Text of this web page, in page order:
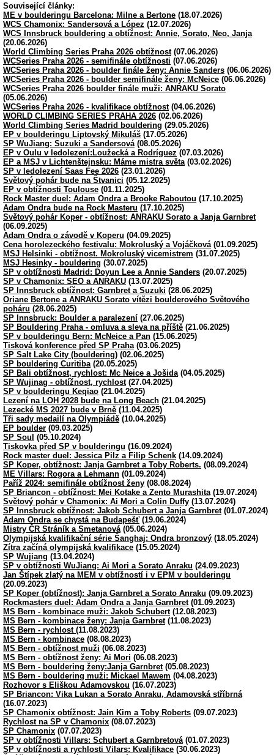
Související články:
ME v boulderingu Barcelona: Milne a Bertone (18.07.2026)
WCS Chamonix: Sandersová a López (12.07.2026)
WCS Innsbruck bouldering a obtížnost: Annie, Sorato, Neo, Janja
(20.06.2026)
World Climbing Series Praha 2026 obtížnost(07.06.2026)
WCSeries Praha 2026 - semifinále obtížnosti (07.06.2026)
WCSeries Praha 2026 - boulder finále ženy: Annie Sanders (06.06.2026)
WCSeries Praha 2026 - boulder semifinále ženy: McNeice (06.06.2026)
WCSeries Praha 2026 boulder finále muži: ANRAKU Sorato
(05.06.2026)
WCSeries Praha 2026 - kvalifikace obtížnost(04.06.2026)
WORLD CLIMBING SERIES PRAHA 2026 (02.06.2026)
World Climbing Series Madrid bouldering (29.05.2026)
EP v boulderingu Liptovský Mikuláš (17.05.2026)
SP WuJiang: Suzuki a Sandersová (08.05.2026)
EP v Oulu v ledolezení:Loužecká a Rodríguez (07.03.2026)
EP a MSJ v Lichtenštejnsku: Máme mistra světa (03.02.2026)
SP v ledolezení Saas Fee 2026 (23.01.2026)
Světový pohár bude na Štvanici (05.12.2025)
EP v obtížnosti Toulouse (01.11.2025)
Rock Master duel: Adam Ondra a Brooke Raboutou (17.10.2025)
Adam Ondra bude na Rock Masteru (17.10.2025)
Světový pohár Koper - obtížnost: ANRAKU Sorato a Janja Garnbret
(06.09.2025)
Adam Ondra o závodě v Koperu (04.09.2025)
Cena horolezeckého festivalu: Mokroluský a Vojáčková (01.09.2025)
MSJ Helsinki - obtížnost. Mokroluský vicemistrem (31.07.2025)
MSJ Hesinky - bouldering (30.07.2025)
SP v obtížnosti Madrid: Doyun Lee a Annie Sanders (20.07.2025)
SP v Chamonix: SEO a ANRAKU (13.07.2025)
SP Innsbruck obtížnost: Garnbret a Suzuki (28.06.2025)
Oriane Bertone a ANRAKU Sorato vítězi boulderového Světového
poháru (28.06.2025)
SP Innsbruck: Boulder a paralezení (27.06.2025)
SP Bouldering Praha - omluva a sleva na příště (21.06.2025)
SP v boulderingu Bern: McNeice a Pan (15.06.2025)
Tisková konference před SP Praha (03.06.2025)
SP Salt Lake City (bouldering) (02.06.2025)
SP bouldering Curitiba (20.05.2025)
SP Bali obtížnost, rychlost: Mc Neice a Jošida (04.05.2025)
SP Wujinag - obtížnost, rychlost(27.04.2025)
SP v boulderingu Keqiao (21.04.2025)
Lezení na LOH 2028 bude na Long Beach (21.04.2025)
Lezecké MS 2027 bude v Brně (11.04.2025)
Tři sady medailí na Olympiádě (10.04.2025)
EP boulder (09.03.2025)
SP Soul (05.10.2024)
Tiskovka před SP v boulderingu (16.09.2024)
Rock master duel: Jessica Pilz a Filip Schenk (14.09.2024)
SP Koper, obtížnost: Janja Garnbret a Toby Roberts. (08.09.2024)
ME Villars: Rogora a Lehmann (01.09.2024)
Paříž 2024: semifinále obtížnost ženy (08.08.2024)
SP Briancon - obtížnost: Mei Kotake a Zento Murashita (19.07.2024)
Světový pohár v Chamonix: Ai Mori a Colin Duffy (13.07.2024)
SP Innsbruck obtížnost: Jakob Schubert a Janja Garnbret(01.07.2024)
Adam Ondra se chystá na Budapešť(19.06.2024)
Mistry ČR Stráník a Smetanová (05.06.2024)
Olympijská kvalifikační série Šanghaj: Ondra bronzový (18.05.2024)
Zítra začíná olympijská kvalifikace (15.05.2024)
SP Wujiang (13.04.2024)
SP v obtížnosti WuJiang: Ai Mori a Sorato Anraku (24.09.2023)
Jan Štípek zlatý na MEM v obtížností i v EPM v boulderingu
(20.09.2023)
SP Koper (obtížnost): Janja Garnbret a Sorato Anraku (09.09.2023)
Rockmasters duel: Adam Ondra a Janja Garnbret(01.09.2023)
MS Bern - kombinace muži: Jakob Schubert(12.08.2023)
MS Bern - kombinace ženy: Janja Garnbret(11.08.2023)
MS Bern - rychlost (11.08.2023)
MS Bern - kombinace (08.08.2023)
MS Bern - obtížnost muži (06.08.2023)
MS Bern - obtížnost ženy: Ai Mori (06.08.2023)
MS Bern - bouldering ženy:Janja Garnbret(05.08.2023)
MS Bern - bouldering muži: Mickael Mawem (04.08.2023)
Rozhovor s Eliškou Adamovskou (16.07.2023)
SP Briancon: Vika Lukan a Sorato Anraku, Adamovská stříbrná
(16.07.2023)
SP Chamonix obtížnost: Jain Kim a Toby Roberts (09.07.2023)
Rychlost na SP v Chamonix (08.07.2023)
SP Chamonix (07.07.2023)
SP v obtížnosti Villars: Schubert a Garnbretová (01.07.2023)
SP v obtížnosti a rychlosti Vilars: Kvalifikace (30.06.2023)